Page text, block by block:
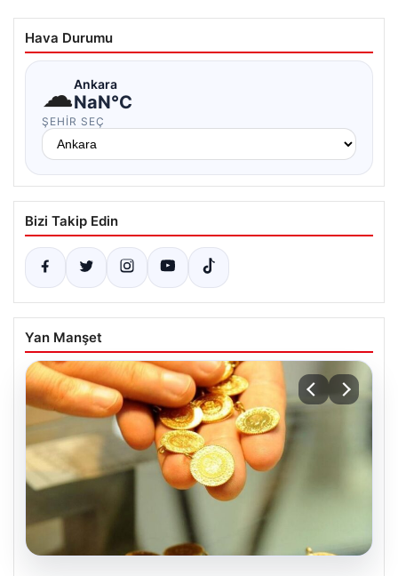
Hava Durumu
☁Ankara
NaN°C
ŞEHIR SEÇ
Bizi Takip Edin
Yan Manşet